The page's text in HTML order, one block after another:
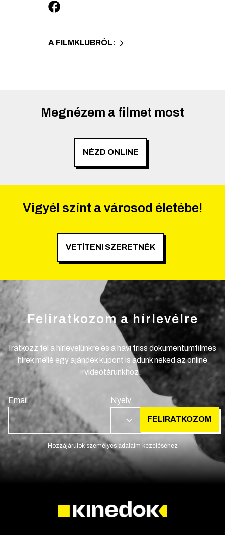
A FILMKLUBRÓL:
Megnézem a filmet most
NÉZD ONLINE
Vigyél színt a városod életébe!
VETÍTENI SZERETNÉK
Feliratkozom a hírlevélre
Iratkozz fel a hírlevelünkre és a havi friss dokumentumfilmes
hírek mellé egy ajándék kupont is adunk neked az online
videótárunkhoz.
Email Nyelv
HU FELIRATKOZOM
Hozzájárulok személyes adataim kezeléséhez